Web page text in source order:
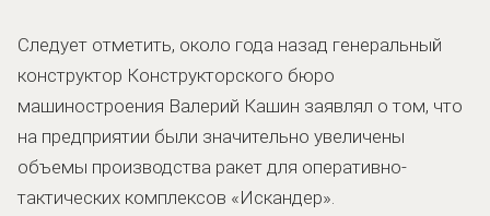
Следует отметить, около года назад генеральный
конструктор Конструкторского бюро
машиностроения Валерий Кашин заявлял о том, что
на предприятии были значительно увеличены
объемы производства ракет для оперативно-
тактических комплексов «Искандер».